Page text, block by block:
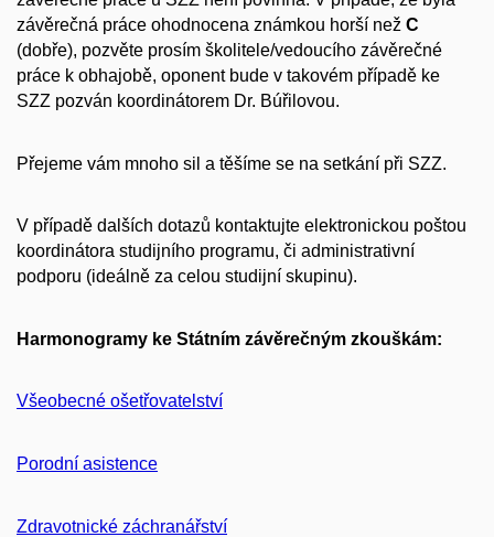
závěrečná práce ohodnocena známkou horší než C
(dobře), pozvěte prosím školitele/vedoucího závěrečné
práce k obhajobě, oponent bude v takovém případě ke
SZZ pozván koordinátorem Dr. Búřilovou.
Přejeme vám mnoho sil a těšíme se na setkání při SZZ.
V případě dalších dotazů kontaktujte elektronickou poštou
koordinátora studijního programu, či administrativní
podporu (ideálně za celou studijní skupinu).
Harmonogramy ke Státním závěrečným zkouškám:
Všeobecné ošetřovatelství
Porodní asistence
Zdravotnické záchranářství